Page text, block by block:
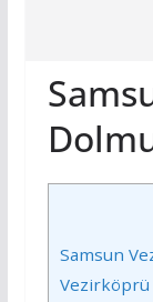
Samsun
Vezirköprü